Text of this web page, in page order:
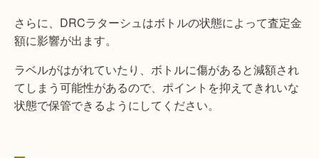
さらに、DRCラターシュはボトルの状態によって査定金
額に影響が出ます。
ラベルがはがれていたり、ボトルに傷があると減額され
てしまう可能性があるので、ポイントを抑えてきれいな
状態で保管できるようにしてください。